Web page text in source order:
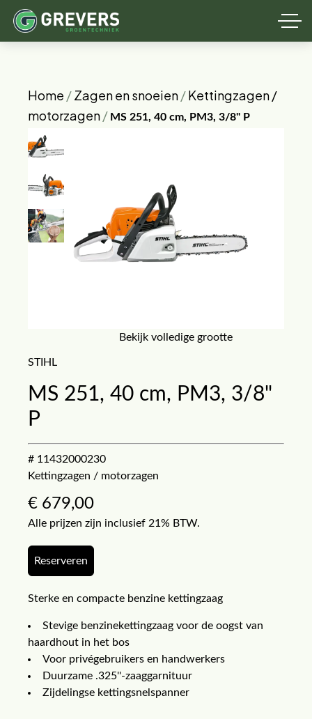
Home /Zagen en snoeien/Kettingzagen /
motorzagen/ MS 251, 40 cm, PM3, 3/8" P
Bekijk volledige grootte
STIHL
MS 251, 40 cm, PM3, 3/8"
P
# 11432000230
Kettingzagen / motorzagen
€ 679,00
Alle prijzen zijn inclusief 21% BTW.
Reserveren
Sterke en compacte benzine kettingzaag
Stevige benzinekettingzaag voor de oogst van
haardhout in het bos
Voor privégebruikers en handwerkers
Duurzame .325''-zaaggarnituur
Zijdelingse kettingsnelspanner